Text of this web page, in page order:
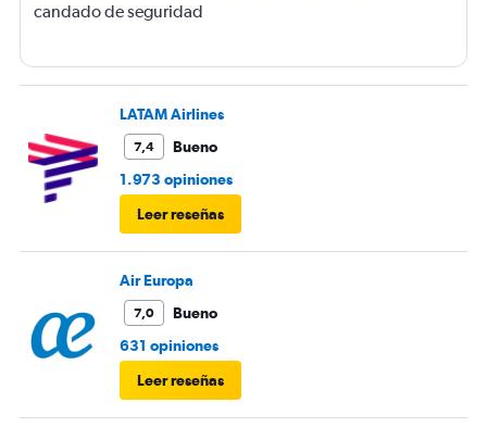
candado de seguridad
LATAM Airlines
7,4
Bueno
1.973 opiniones
Leer reseñas
Air Europa
7,0
Bueno
631 opiniones
Leer reseñas